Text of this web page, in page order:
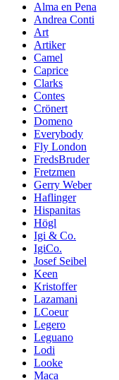
Alma en Pena
Andrea Conti
Art
Artiker
Camel
Caprice
Clarks
Contes
Crönert
Domeno
Everybody
Fly London
FredsBruder
Fretzmen
Gerry Weber
Haflinger
Hispanitas
Högl
Igi & Co.
IgiCo.
Josef Seibel
Keen
Kristoffer
Lazamani
LCoeur
Legero
Leguano
Lodi
Looke
Maca